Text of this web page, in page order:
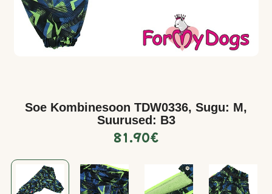
Soe Kombinesoon TDW0336, Sugu: M,
Suurused: B3
81.90€